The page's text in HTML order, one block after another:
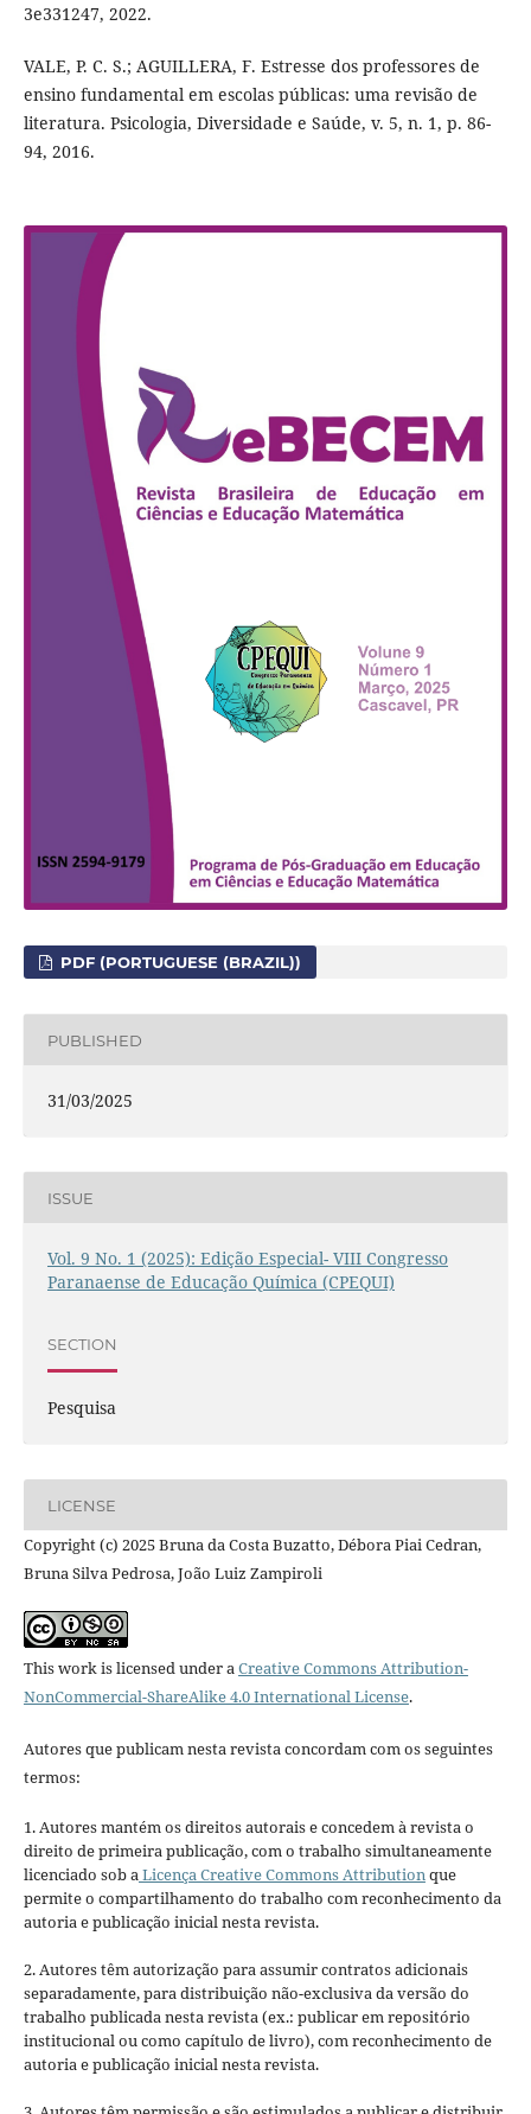
3e331247, 2022.
VALE, P. C. S.; AGUILLERA, F. Estresse dos professores de
ensino fundamental em escolas públicas: uma revisão de
literatura. Psicologia, Diversidade e Saúde, v. 5, n. 1, p. 86-
94, 2016.
PDF (PORTUGUESE (BRAZIL))
PUBLISHED
31/03/2025
ISSUE
Vol. 9 No. 1 (2025): Edição Especial- VIII Congresso
Paranaense de Educação Química (CPEQUI)
SECTION
Pesquisa
LICENSE
Copyright (c) 2025 Bruna da Costa Buzatto, Débora Piai Cedran,
Bruna Silva Pedrosa, João Luiz Zampiroli
This work is licensed under aCreative Commons Attribution-
NonCommercial-ShareAlike 4.0 International License.
Autores que publicam nesta revista concordam com os seguintes
termos:
1. Autores mantém os direitos autorais e concedem à revista o
direito de primeira publicação, com o trabalho simultaneamente
licenciado sob aLicença Creative Commons Attributionque
permite o compartilhamento do trabalho com reconhecimento da
autoria e publicação inicial nesta revista.
2. Autores têm autorização para assumir contratos adicionais
separadamente, para distribuição não-exclusiva da versão do
trabalho publicada nesta revista (ex.: publicar em repositório
institucional ou como capítulo de livro), com reconhecimento de
autoria e publicação inicial nesta revista.